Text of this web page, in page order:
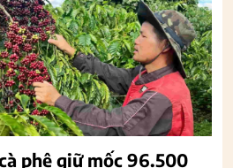
phê giữ mốc 96.500